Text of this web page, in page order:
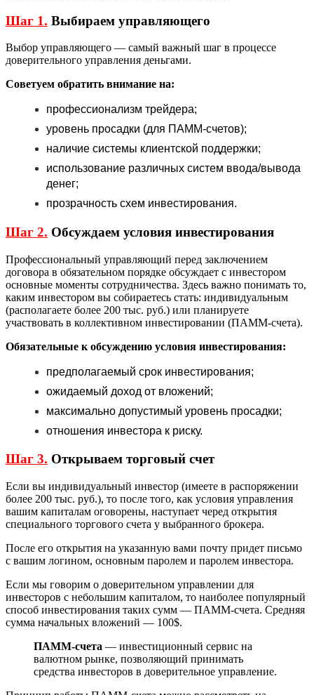
Шаг 1. Выбираем управляющего
Выбор управляющего — самый важный шаг в процессе
доверительного управления деньгами.
Советуем обратить внимание на:
профессионализм трейдера;
уровень просадки (для ПАММ-счетов);
наличие системы клиентской поддержки;
использование различных систем ввода/вывода
денег;
прозрачность схем инвестирования.
Шаг 2. Обсуждаем условия инвестирования
Профессиональный управляющий перед заключением
договора в обязательном порядке обсуждает с инвестором
основные моменты сотрудничества. Здесь важно понимать то,
каким инвестором вы собираетесь стать: индивидуальным
(располагаете более 200 тыс. руб.) или планируете
участвовать в коллективном инвестировании (ПАММ-счета).
Обязательные к обсуждению условия инвестирования:
предполагаемый срок инвестирования;
ожидаемый доход от вложений;
максимально допустимый уровень просадки;
отношения инвестора к риску.
Шаг 3. Открываем торговый счет
Если вы индивидуальный инвестор (имеете в распоряжении
более 200 тыс. руб.), то после того, как условия управления
вашим капиталам оговорены, наступает черед открытия
специального торгового счета у выбранного брокера.
После его открытия на указанную вами почту придет письмо
с вашим логином, основным паролем и паролем инвестора.
Если мы говорим о доверительном управлении для
инвесторов с небольшим капиталом, то наиболее популярный
способ инвестирования таких сумм — ПАММ-счета. Средняя
сумма начальных вложений — 100$.
ПАММ-счета — инвестиционный сервис на
валютном рынке, позволяющий принимать
средства инвесторов в доверительное управление.